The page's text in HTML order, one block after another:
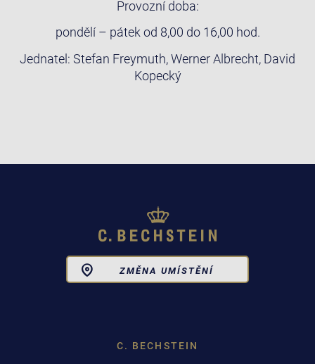
Provozní doba:
pondělí – pátek od 8,00 do 16,00 hod.
Jednatel: Stefan Freymuth, Werner Albrecht, David
Kopecký
ZMĚNA UMÍSTĚNÍ
C. BECHSTEIN